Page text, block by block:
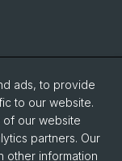
Archaeology
ads, to provide
to our website.
of our website
partners. Our
other information